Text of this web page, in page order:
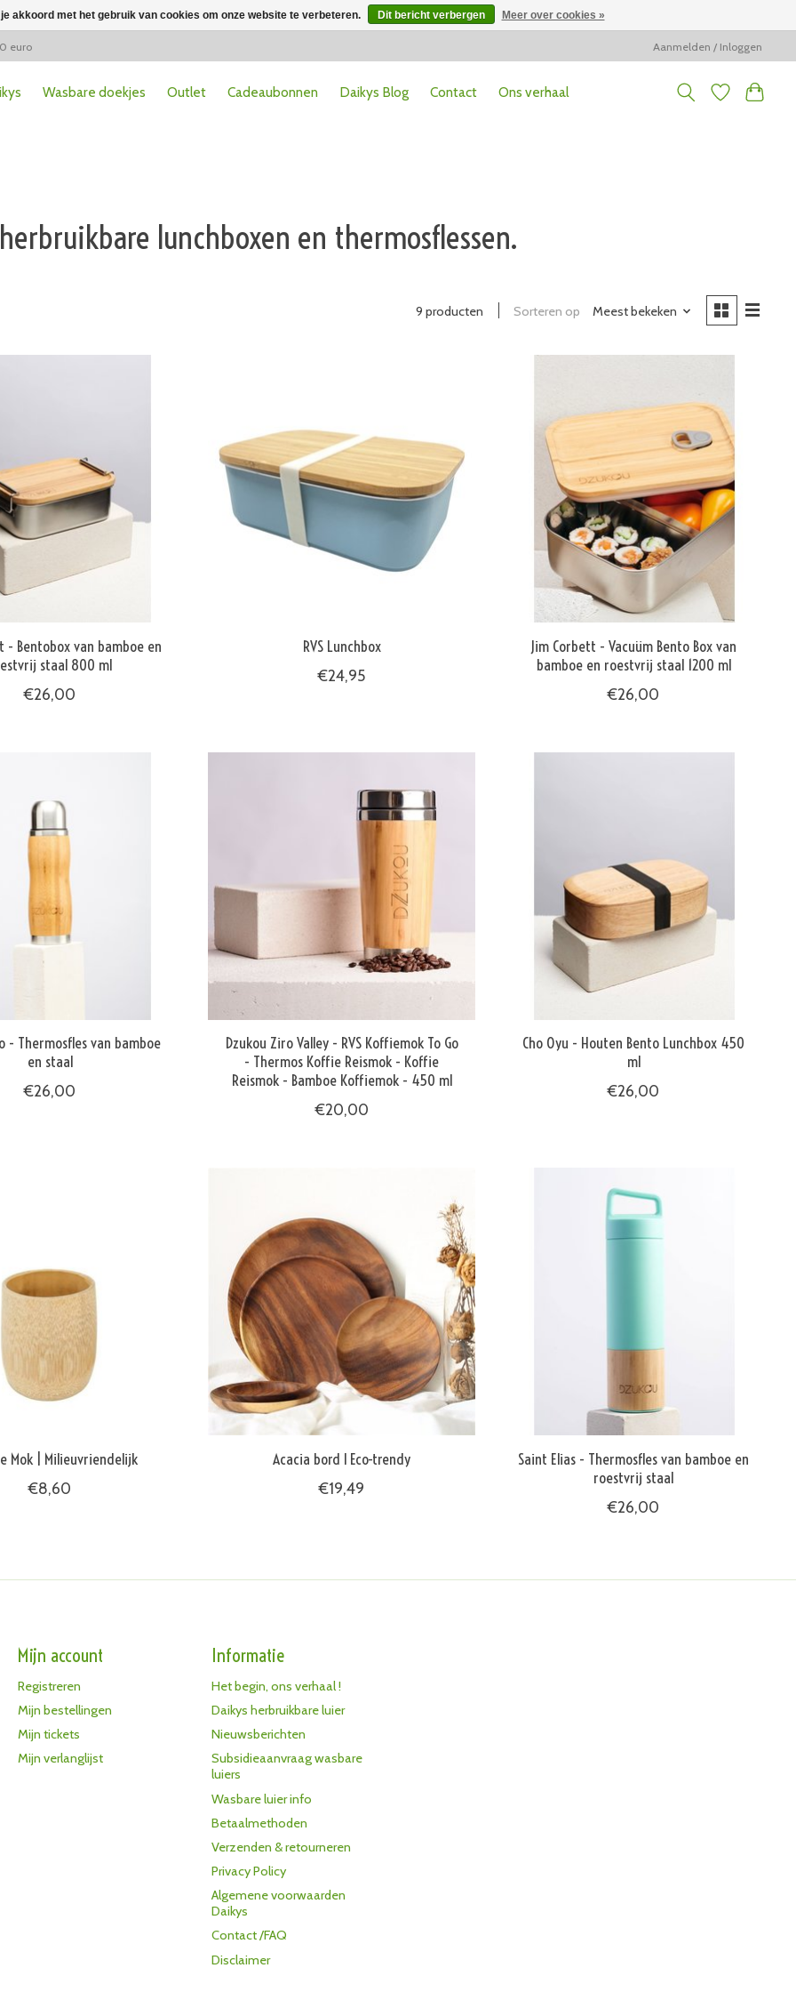
euro Aanmelden / Inloggen
Wasbare doekjes Outlet Cadeaubonnen Daikys Blog Contact Ons verhaal
lunchboxen en thermosflessen.
9 producten Sorteren op Meest bekeken
- Bentobox van bamboe en
staal 800 ml
€26,00
RVS Lunchbox
€24,95
Jim Corbett - Vacuüm Bento Box van
bamboe en roestvrij staal 1200 ml
€26,00
- Thermosfles van bamboe
en staal
€26,00
Dzukou Ziro Valley - RVS Koffiemok To Go
- Thermos Koffie Reismok - Koffie
Reismok - Bamboe Koffiemok - 450 ml
€20,00
Cho Oyu - Houten Bento Lunchbox 450
ml
€26,00
Mok | Milieuvriendelijk
€8,60
Acacia bord l Eco-trendy
€19,49
Saint Elias - Thermosfles van bamboe en
roestvrij staal
€26,00
Mijn account
Registreren
Mijn bestellingen
Mijn tickets
Mijn verlanglijst
Informatie
Het begin, ons verhaal !
Daikys herbruikbare luier
Nieuwsberichten
Subsidieaanvraag wasbare
luiers
Wasbare luier info
Betaalmethoden
Verzenden & retourneren
Privacy Policy
Algemene voorwaarden
Daikys
Contact /FAQ
Disclaimer
akkoord met het gebruik van cookies om onze website te verbeteren. Dit bericht verbergen Meer over cookies »